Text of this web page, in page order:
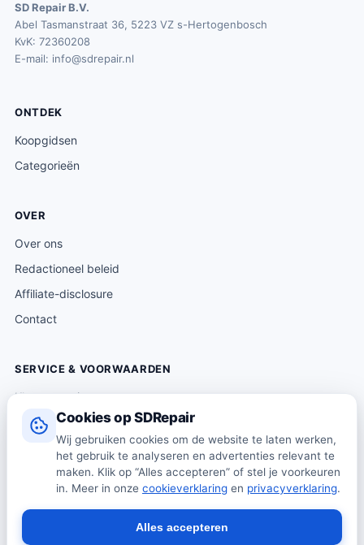
Cookies op SDRepair
Wij gebruiken cookies om de website te laten werken,
het gebruik te analyseren en advertenties relevant te
maken. Klik op “Alles accepteren” of stel je voorkeuren
in. Meer in onze cookieverklaring en privacyverklaring.
Alles accepteren
SD Repair B.V.
Abel Tasmanstraat 36, 5223 VZ s-Hertogenbosch
KvK: 72360208
E-mail: info@sdrepair.nl
ONTDEK
Koopgidsen
Categorieën
OVER
Over ons
Redactioneel beleid
Affiliate-disclosure
Contact
SERVICE & VOORWAARDEN
Klantenservice
Verzending & levering
Retourneren
Algemene voorwaarden